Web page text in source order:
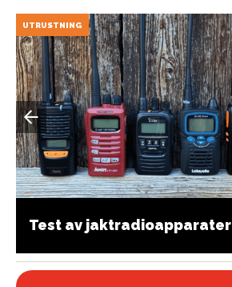
UTRUSTNING
Test av jaktradioapparater